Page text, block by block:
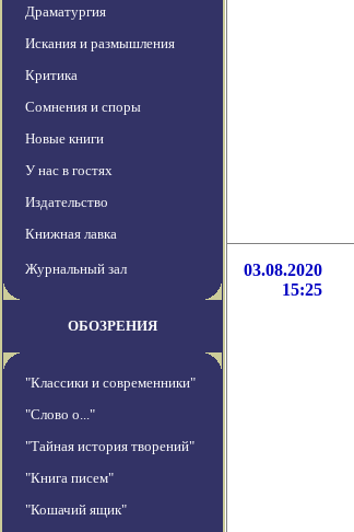
Драматургия
Искания и размышления
Критика
Сомнения и споры
Новые книги
У нас в гостях
Издательство
Книжная лавка
Журнальный зал
ОБОЗРЕНИЯ
"Классики и современники"
"Слово о..."
"Тайная история творений"
"Книга писем"
"Кошачий ящик"
03.08.2020
15:25